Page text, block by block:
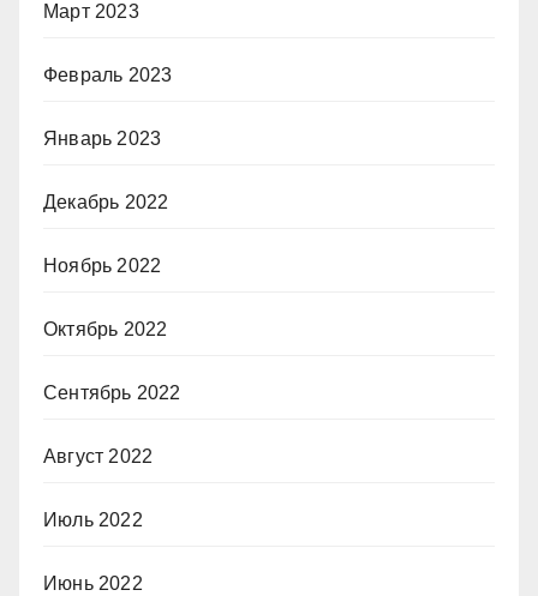
Март 2023
Февраль 2023
Январь 2023
Декабрь 2022
Ноябрь 2022
Октябрь 2022
Сентябрь 2022
Август 2022
Июль 2022
Июнь 2022